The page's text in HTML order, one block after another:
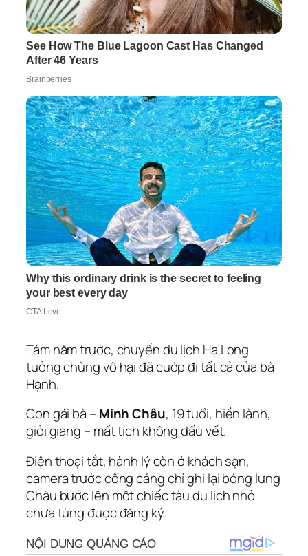
Tám năm trước, chuyến du lịch Hạ Long
tưởng chừng vô hại đã cướp đi tất cả của bà
Hạnh.
Con gái bà – Minh Châu, 19 tuổi, hiền lành,
giỏi giang – mất tích không dấu vết.
Điện thoại tắt, hành lý còn ở khách sạn,
camera trước cổng cảng chỉ ghi lại bóng lưng
Châu bước lên một chiếc tàu du lịch nhỏ
chưa từng được đăng ký.